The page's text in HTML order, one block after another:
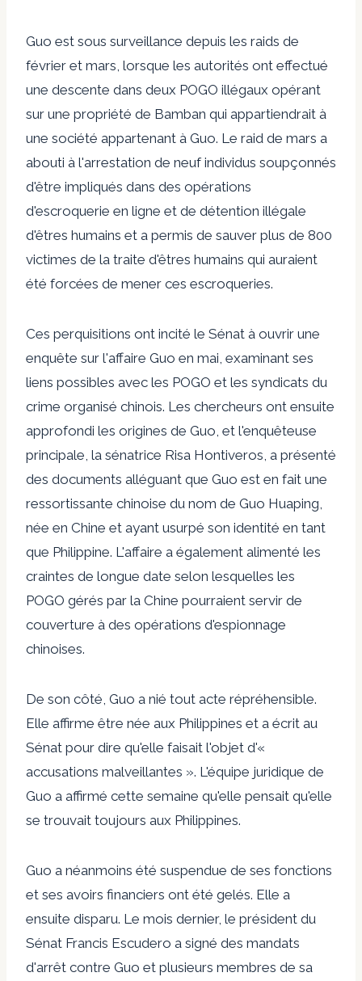
Guo est sous surveillance depuis les raids de
février et mars, lorsque les autorités ont effectué
une descente dans deux POGO illégaux opérant
sur une propriété de Bamban qui appartiendrait à
une société appartenant à Guo. Le raid de mars a
abouti à l'arrestation de neuf individus soupçonnés
d'être impliqués dans des opérations
d'escroquerie en ligne et de détention illégale
d'êtres humains et a permis de sauver plus de 800
victimes de la traite d'êtres humains qui auraient
été forcées de mener ces escroqueries.
Ces perquisitions ont incité le Sénat à ouvrir une
enquête sur l'affaire Guo en mai, examinant ses
liens possibles avec les POGO et les syndicats du
crime organisé chinois. Les chercheurs ont ensuite
approfondi les origines de Guo, et l'enquêteuse
principale, la sénatrice Risa Hontiveros, a présenté
des documents alléguant que Guo est en fait une
ressortissante chinoise du nom de Guo Huaping,
née en Chine et ayant usurpé son identité en tant
que Philippine. L'affaire a également alimenté les
craintes de longue date selon lesquelles les
POGO gérés par la Chine pourraient servir de
couverture à des opérations d'espionnage
chinoises.
De son côté, Guo a nié tout acte répréhensible.
Elle affirme être née aux Philippines et a écrit au
Sénat pour dire qu'elle faisait l'objet d'«
accusations malveillantes ». L'équipe juridique de
Guo a affirmé cette semaine qu'elle pensait qu'elle
se trouvait toujours aux Philippines.
Guo a néanmoins été suspendue de ses fonctions
et ses avoirs financiers ont été gelés. Elle a
ensuite disparu. Le mois dernier, le président du
Sénat Francis Escudero a signé des mandats
d'arrêt contre Guo et plusieurs membres de sa